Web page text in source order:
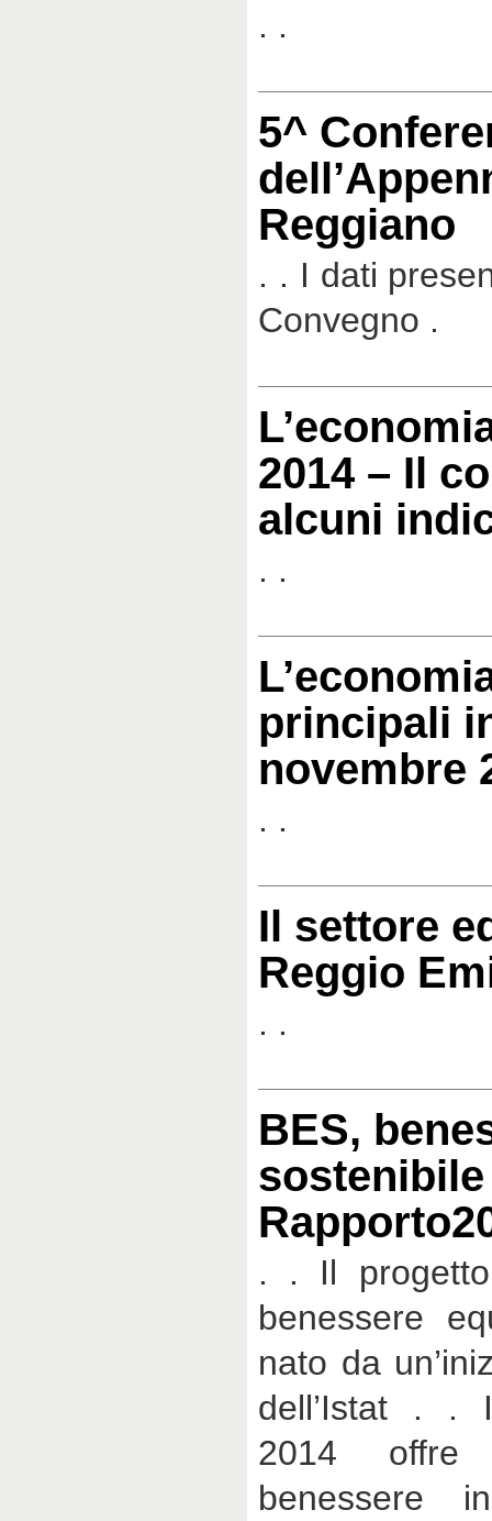
. .
5^
Reggiano
. . I dati
Convegno .
2014 – Il
alcuni
. .
principali
novembre
. .
Il settore
Reggio
. .
BES,
sostenibile
. . Il
benessere
nato da
dell’Istat . .
2014 offre
benessere